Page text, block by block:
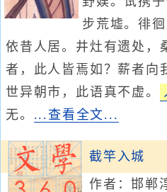
步荒墟。徘
依昔人居。井灶有遗处，
者，此人皆焉如？薪者向
世异朝市，此语真不虚。
无。 ...查看全文...
截竿入城
作者：邯郸